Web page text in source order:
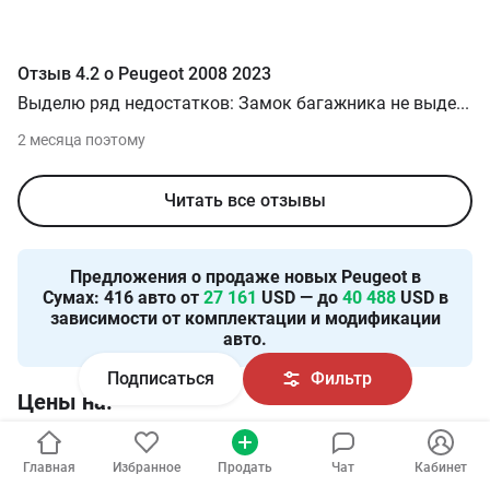
Подписаться Фильтр
Отзыв 4.2 о Peugeot 2008 2023
Выделю ряд недостатков: Замок багажника не выде...
2 месяца поэтому
Читать все отзывы
Предложения о продаже новых Peugeot в
Сумах: 416авто от 27 161 USD — до 40 488USD в
зависимости от комплектации и модификации
авто.
Цены на:
Peugeot в зависимости от КПП Новинки
Главная Избранное Продать Чат Кабинет